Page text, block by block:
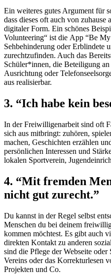
Ein weiteres gutes Argument für
dass dieses oft auch von
digitaler Form. Ein schönes
Volunteering“ ist die App “Be
Sehbehinderung oder Erblindete
zurechtzufinden. Auch das
Schüler*innen, die Beteiligung
Ausrichtung oder
aus realisierbar.
3. “Ich habe kein
In der Freiwilligenarbeit sind oft
sich aus mitbringt: zuhören,
machen, Geschichten erzählen
persönlichen Interessen und
lokalen Sportverein,
4. “Mit fremden
nicht gut zurecht.”
Du kannst in der Regel selbst
Menschen du bei deinem
kommen möchtest. Es gibt auch
direkten Kontakt zu anderen
sind die Pflege der Webseite
Vereins oder das Korrekturlesen
Projekten und Co.